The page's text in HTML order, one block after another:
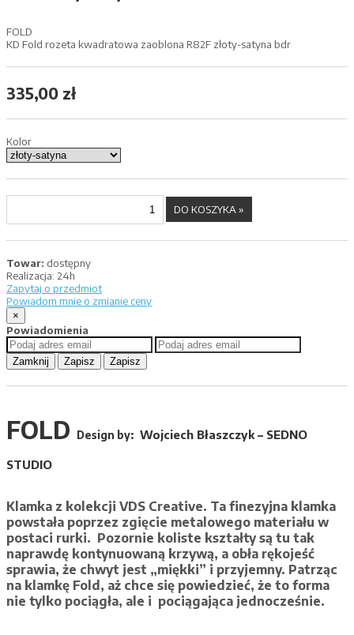
FOLD
KD Fold rozeta kwadratowa zaoblona R82F złoty-satyna bdr
335,00 zł
Kolor
Towar: dostępny
Realizacja: 24h
Zapytaj o przedmiot
Powiadom mnie o zmianie ceny
×
Powiadomienia
Zamknij Zapisz Zapisz
FOLD Design by: Wojciech Błaszczyk – SEDNO
STUDIO
Klamka z kolekcji VDS Creative. Ta finezyjna klamka
powstała poprzez zgięcie metalowego materiału w
postaci rurki. Pozornie koliste kształty są tu tak
naprawdę kontynuowaną krzywą, a obła rękojeść
sprawia, że chwyt jest „miękki” i przyjemny. Patrząc
na klamkę Fold, aż chce się powiedzieć, że to forma
nie tylko pociągła, ale i pociągająca jednocześnie.